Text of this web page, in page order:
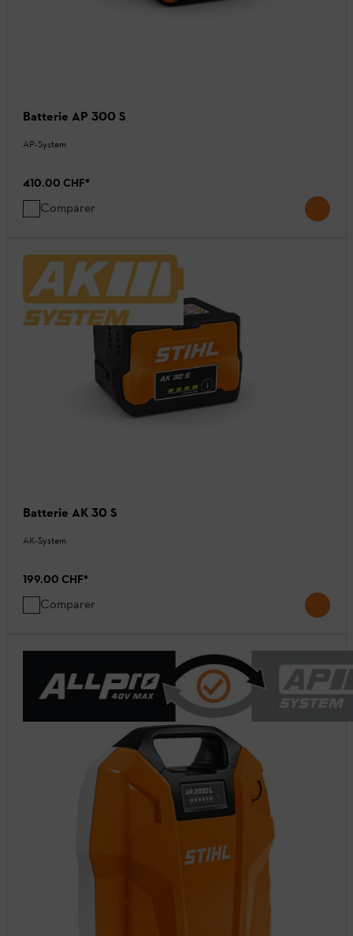
Batterie AP 300 S
AP-System
410.00 CHF*
Comparer
Batterie AK 30 S
AK-System
199.00 CHF*
Comparer